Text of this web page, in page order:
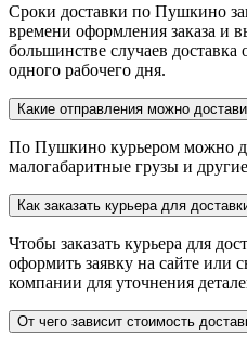
Сроки доставки по Пушкино
времени оформления заказа и
большинстве случаев доставка
одного рабочего дня.
Какие отправления можно
По Пушкино курьером можно
малогабаритные грузы и
Как заказать курьера для
Чтобы заказать курьера для
оформить заявку на сайте или
компании для уточнения
От чего зависит стоимость